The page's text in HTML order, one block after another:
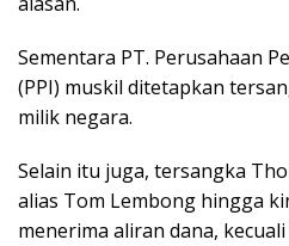
Sementara PT. Perusahaan
(PPI) muskil ditetapkan
milik negara.
Selain itu juga, tersangka
alias Tom Lembong hingga
menerima aliran dana, kecuali